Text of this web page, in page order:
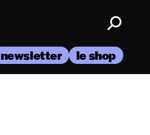
newsletter le shop